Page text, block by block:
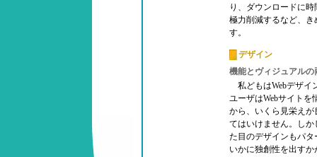
り、ダウンロードに
極力削減するなど、
す。
デザイン
機能とヴィジュアル
私どもはWebデザイ
ユーザはWebサイト
から、いくら見栄えが
てはいけません。し
た目のデザインもパ
いかに独創性を出す